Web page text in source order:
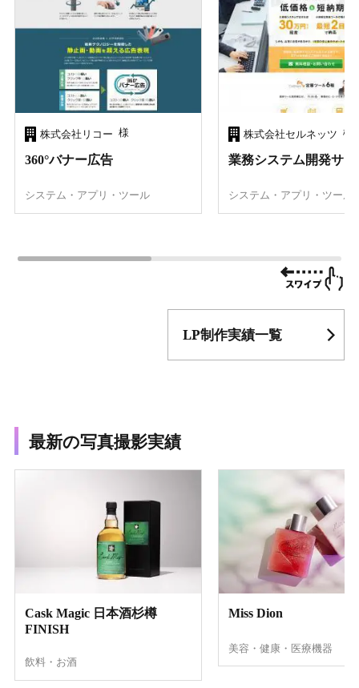
株式会社リコー 様
360°バナー広告
システム・アプリ・ツール
株式会社セルネッツ 様
業務システム開発サ
システム・アプリ・ツール
LP制作実績一覧
最新の写真撮影実績
Cask Magic 日本酒杉樽
FINISH
飲料・お酒
Miss Dion
美容・健康・医療機器